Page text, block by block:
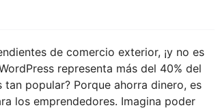
de comercio exterior, ¡y no es
representa más del 40% del
popular? Porque ahorra dinero, es
los emprendedores. Imagina poder